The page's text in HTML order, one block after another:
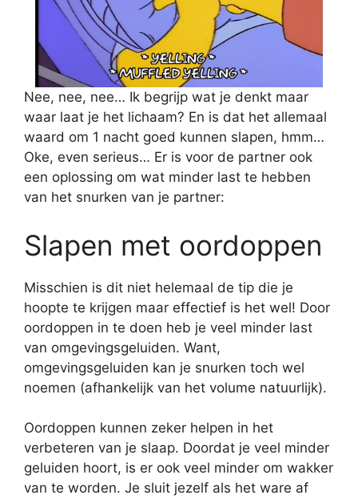
Nee, nee, nee… Ik begrijp wat je denkt maar
waar laat je het lichaam? En is dat het allemaal
waard om 1 nacht goed kunnen slapen, hmm…
Oke, even serieus… Er is voor de partner ook
een oplossing om wat minder last te hebben
van het snurken van je partner:
Slapen met oordoppen
Misschien is dit niet helemaal de tip die je
hoopte te krijgen maar effectief is het wel! Door
oordoppen in te doen heb je veel minder last
van omgevingsgeluiden. Want,
omgevingsgeluiden kan je snurken toch wel
noemen (afhankelijk van het volume natuurlijk).
Oordoppen kunnen zeker helpen in het
verbeteren van je slaap. Doordat je veel minder
geluiden hoort, is er ook veel minder om wakker
van te worden. Je sluit jezelf als het ware af